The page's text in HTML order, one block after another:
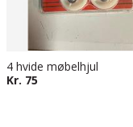
4 hvide møbelhjul
Kr. 75